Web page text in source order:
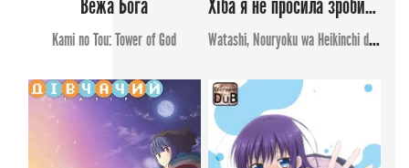
Вежа Бога
Kami no Tou: Tower of God
Хіба я не просила зробити мої здібності у наступному житті посередніми?!
Watashi, Nouryoku wa Heikinchi de tte Itta yo ne!